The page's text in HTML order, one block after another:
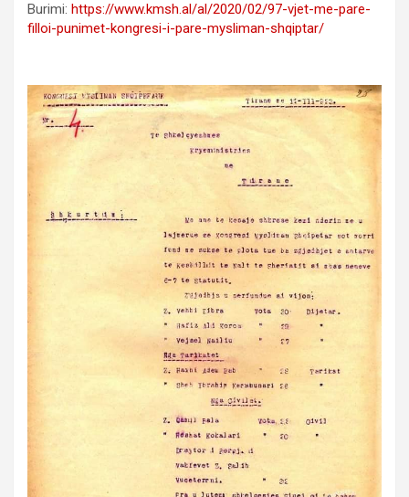
Burimi: https://www.kmsh.al/al/2020/02/97-vjet-me-pare-
filloi-punimet-kongresi-i-pare-mysliman-shqiptar/